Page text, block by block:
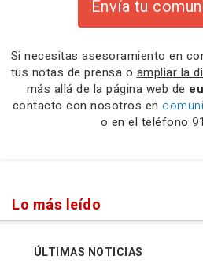
Envía tu
Si necesitas asesoramiento en
tus notas de prensa o ampliar la
más allá de la página web de
contacto con nosotros en
o en el teléfono
Lo más leído
ÚLTIMAS NOTICIAS